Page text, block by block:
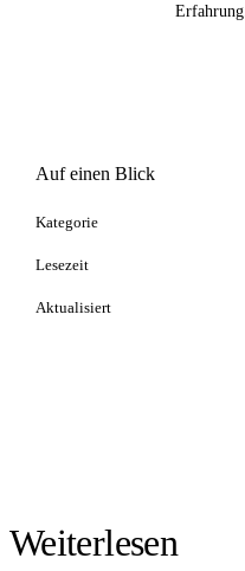
Erfahrung.
Auf einen Blick
Kategorie
Lesezeit
Aktualisiert
Weiterlesen